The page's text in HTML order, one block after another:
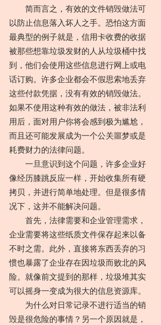
简而言之，有效的文件销毁做法可
以防止信息落入坏人之手。恐怕这方面
最典型的例子就是，信用卡收费的收据
被那些想靠垃圾发财的人从垃圾桶中找
到，他们会使用这些信息进行网上或电
话订购。许多企业都会不假思索地丢弃
这些付款凭据，没有有效的销毁做法。
如果不使用这种有效的做法，被非法利
用后，面对用户你将会感到极为尴尬，
而且还可能发展成为一个公关噩梦或是
耗费财力的法律问题。
一旦意识到这个问题，许多企业好
像经历膝跳反应一样，开始收集所有硬
拷贝，并进行简单地处理。但是很多情
况下，这并不能解决问题。
首先，法律需要和企业管理需求，
企业需要将这些纸质文件保存起来以备
不时之需。此外，直接将东西丢弃的习
惯也暴露了企业存在因垃圾而败北的风
险。就像前文提到的那样，垃圾堆其实
可以摇身一变成为很大的信息资源库。
为什么对日常记录不进行适当的销
毁是很危险的事情？另一个原因就是，